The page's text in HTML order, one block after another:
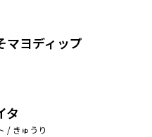
マヨディップ
タ
/ きゅうり